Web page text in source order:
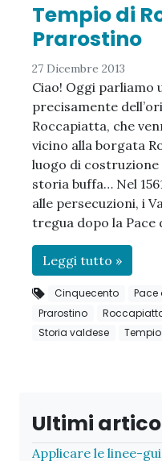
Tempio di
Prarostino
27 Dicembre 2013
Ciao! Oggi parliamo
precisamente
Roccapiatta, che
vicino alla borgata
luogo di
storia buffa… Nel
alle persecuzioni, i
tregua dopo la Pace
Leggi tutto »
Cinquecento Pace
Prarostino
Storia valdese
Tempio
Ultimi
Applicare le linee-